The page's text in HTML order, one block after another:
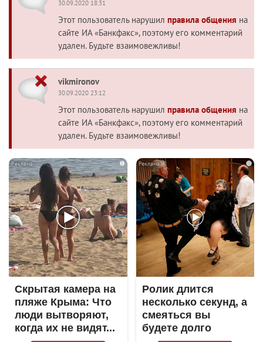
30.09.2020 18:31
Этот пользователь нарушил правила общения на
сайте ИА «Банкфакс», поэтому его комментарий
удален. Будьте взаимовежливы!
vikmironov
30.09.2020 23:12
Этот пользователь нарушил правила общения на
сайте ИА «Банкфакс», поэтому его комментарий
удален. Будьте взаимовежливы!
i
Скрытая камера на
пляже Крыма: Что
люди вытворяют,
когда их не видят...
i
Ролик длится
несколько секунд, а
смеяться вы
будете долго